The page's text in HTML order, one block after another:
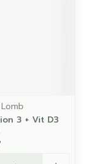
3 + Vit D3